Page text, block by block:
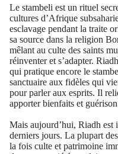
Le stambeli est un rituel
cultures d’Afrique
esclavage pendant la traite
sa source dans la religion
mêlant au culte des saints
réinventer et s’adapter.
qui pratique encore le
sanctuaire aux fidèles qui
pour parler aux esprits. Il
apporter bienfaits et
Mais aujourd’hui, Riadh est
derniers jours. La plupart
la fois culte et patrimoine